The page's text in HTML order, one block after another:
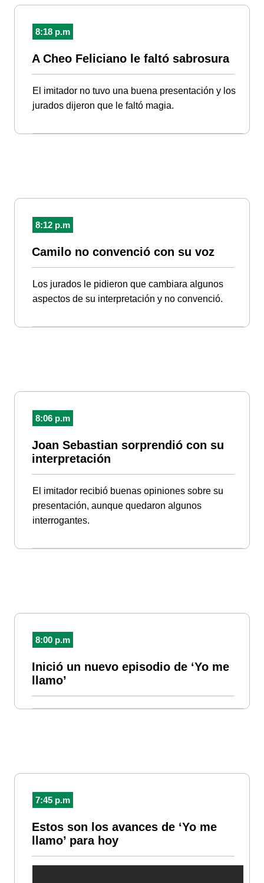
8:18 p.m
A Cheo Feliciano le faltó sabrosura
El imitador no tuvo una buena presentación y los
jurados dijeron que le faltó magia.
8:12 p.m
Camilo no convenció con su voz
Los jurados le pidieron que cambiara algunos
aspectos de su interpretación y no convenció.
8:06 p.m
Joan Sebastian sorprendió con su
interpretación
El imitador recibió buenas opiniones sobre su
presentación, aunque quedaron algunos
interrogantes.
8:00 p.m
Inició un nuevo episodio de ‘Yo me
llamo’
7:45 p.m
Estos son los avances de ‘Yo me
llamo’ para hoy